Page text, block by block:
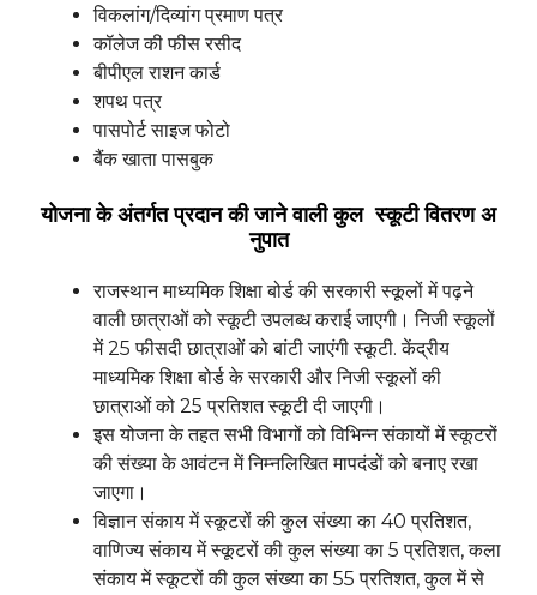
विकलांग/दिव्यांग प्रमाण पत्र
कॉलेज की फीस रसीद
बीपीएल राशन कार्ड
शपथ पत्र
पासपोर्ट साइज फोटो
बैंक खाता पासबुक
योजना के अंतर्गत प्रदान की जाने वाली कुल स्कूटी वितरण अ
नुपात
राजस्थान माध्यमिक शिक्षा बोर्ड की सरकारी स्कूलों में पढ़ने
वाली छात्राओं को स्कूटी उपलब्ध कराई जाएगी। निजी स्कूलों
में 25 फीसदी छात्राओं को बांटी जाएंगी स्कूटी. केंद्रीय
माध्यमिक शिक्षा बोर्ड के सरकारी और निजी स्कूलों की
छात्राओं को 25 प्रतिशत स्कूटी दी जाएगी।
इस योजना के तहत सभी विभागों को विभिन्न संकायों में स्कूटरों
की संख्या के आवंटन में निम्नलिखित मापदंडों को बनाए रखा
जाएगा।
विज्ञान संकाय में स्कूटरों की कुल संख्या का 40 प्रतिशत,
वाणिज्य संकाय में स्कूटरों की कुल संख्या का 5 प्रतिशत, कला
संकाय में स्कूटरों की कुल संख्या का 55 प्रतिशत, कुल में से